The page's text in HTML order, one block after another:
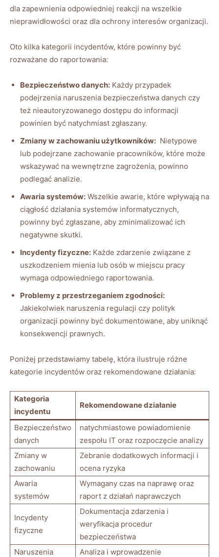
dla zapewnienia⁣ odpowiedniej ⁤reakcji⁤ na wszelkie
⁤nieprawidłowości⁤ oraz dla ochrony interesów ‍organizacji.
Oto kilka kategorii incydentów, które⁢ powinny ​być
rozważane⁣ do raportowania:
Bezpieczeństwo danych: Każdy przypadek
podejrzenia ‌naruszenia ‍bezpieczeństwa‌ danych czy
⁣też⁣ nieautoryzowanego dostępu do informacji
powinien być natychmiast zgłaszany.
Zmiany w ‌zachowaniu użytkowników: ​ Nietypowe
lub podejrzane zachowanie pracowników,‍ które może
wskazywać‌ na ‌wewnętrzne zagrożenia, powinno
podlegać analizie.
Awaria ⁤systemów: Wszelkie awarie, które wpływają ⁣na
ciągłość działania ​systemów informatycznych,
powinny być zgłaszane, aby zminimalizować ich
⁤negatywne ⁤skutki.
Incydenty‌ fizyczne: Każde zdarzenie związane z
uszkodzeniem mienia lub osób w miejscu pracy
wymaga odpowiedniego raportowania.
Problemy z ​przestrzeganiem zgodności:
Jakiekolwiek naruszenia regulacji czy polityk
organizacji ⁣powinny‌ być ‌dokumentowane, ‌aby uniknąć​
konsekwencji prawnych.
Poniżej ⁢przedstawiamy‍ tabelę, ⁢która ⁤ilustruje różne
kategorie‍ incydentów oraz rekomendowane ⁣działania:
Kategoria ​
incydentu
Rekomendowane działanie
Bezpieczeństwo
danych
natychmiastowe powiadomienie
zespołu⁣ IT oraz rozpoczęcie analizy
Zmiany ⁤w
zachowaniu
Zebranie dodatkowych informacji ⁤i
ocena ryzyka
Awaria
systemów
Wymagany czas na ⁢naprawę ‌oraz⁢
raport z działań naprawczych
Incydenty
fizyczne
Dokumentacja zdarzenia i
weryfikacja procedur
bezpieczeństwa
Naruszenia
Analiza i wprowadzenie